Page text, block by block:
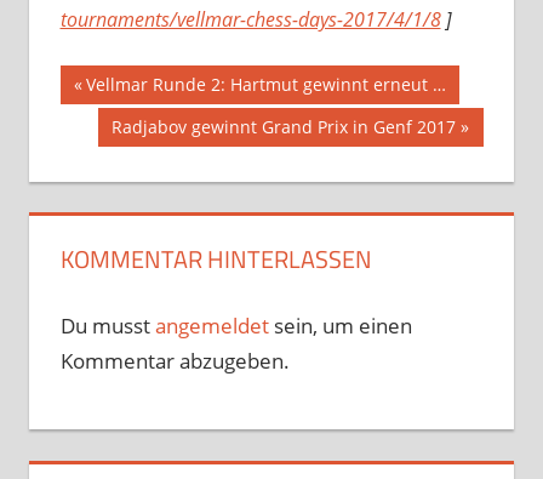
tournaments/vellmar-chess-days-2017/4/1/8]
Beitragsnavigation
Vorheriger
Beitrag:
Vellmar Runde 2: Hartmut gewinnt erneut …
Nächster
Radjabov gewinnt Grand Prix in Genf 2017
KOMMENTAR HINTERLASSEN
Du musstangemeldetsein, um einen
Kommentar abzugeben.